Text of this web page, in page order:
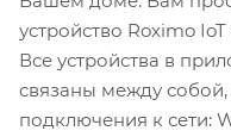
устройство Roximo
Все устройства в
связаны между собой,
подключения к сети: